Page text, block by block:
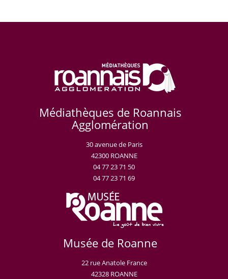
Médiathèques de Roannais
Agglomération
30 avenue de Paris
42300 ROANNE
04 77 23 71 50
04 77 23 71 69
Musée de Roanne
22 rue Anatole France
42328 ROANNE